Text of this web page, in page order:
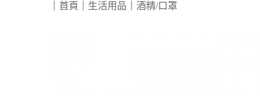
首頁 生活用品 酒精/口罩